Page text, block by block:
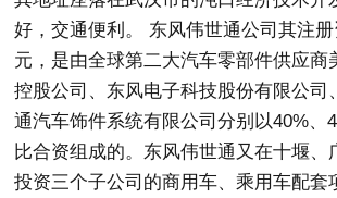
好，交通便利。 东风伟世通公司其注
元，是由全球第二大汽车零部件供应商
控股公司、东风电子科技股份有限公司
通汽车饰件系统有限公司分别以40%、
比合资组成的。东风伟世通又在十堰、
投资三个子公司的商用车、乘用车配套